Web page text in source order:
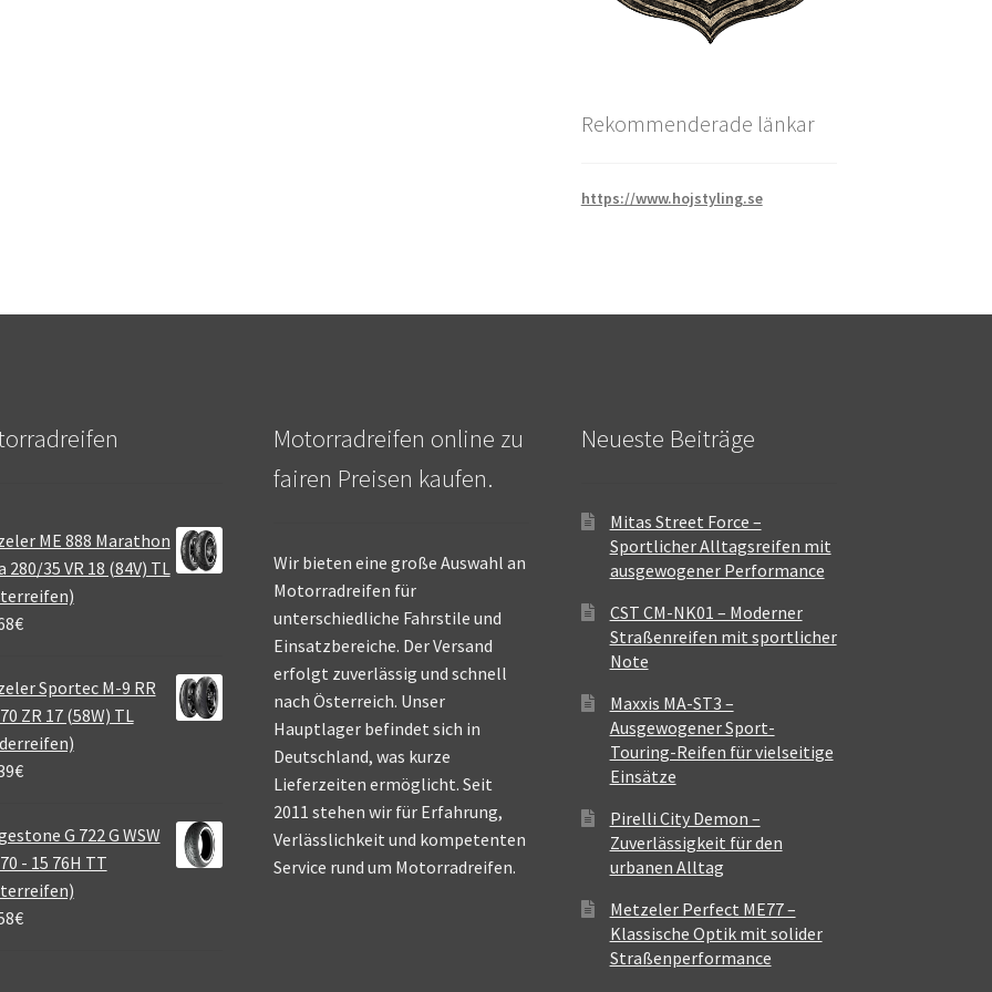
Rekommenderade länkar
https://www.hojstyling.se
ME 888 Marathon
280/35 VR 18 (84V) TL
€
Sportec M-9 RR
ZR 17 (58W) TL
€
G 722 G WSW
- 15 76H TT
€
Motorradreifen online zu
fairen Preisen kaufen.
Wir bieten eine große Auswahl an
Motorradreifen für
unterschiedliche Fahrstile und
Einsatzbereiche. Der Versand
erfolgt zuverlässig und schnell
nach Österreich. Unser
Hauptlager befindet sich in
Deutschland, was kurze
Lieferzeiten ermöglicht. Seit
2011 stehen wir für Erfahrung,
Verlässlichkeit und kompetenten
Service rund um Motorradreifen.
Neueste Beiträge
Mitas Street Force –
Sportlicher Alltagsreifen mit
ausgewogener Performance
CST CM-NK01 – Moderner
Straßenreifen mit sportlicher
Note
Maxxis MA-ST3 –
Ausgewogener Sport-
Touring-Reifen für vielseitige
Einsätze
Pirelli City Demon –
Zuverlässigkeit für den
urbanen Alltag
Metzeler Perfect ME77 –
Klassische Optik mit solider
Straßenperformance